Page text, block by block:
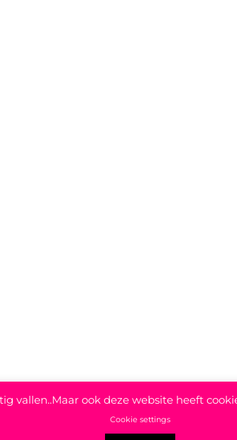
vallen..Maar ook deze website heeft
Cookie settings